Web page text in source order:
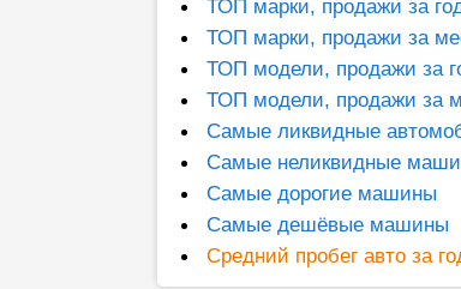
ТОП марки, продажи за
ТОП марки, продажи за
ТОП модели, продажи за
ТОП модели, продажи за
Самые ликвидные
Самые неликвидные
Самые дорогие машины
Самые дешёвые машины
Средний пробег авто за